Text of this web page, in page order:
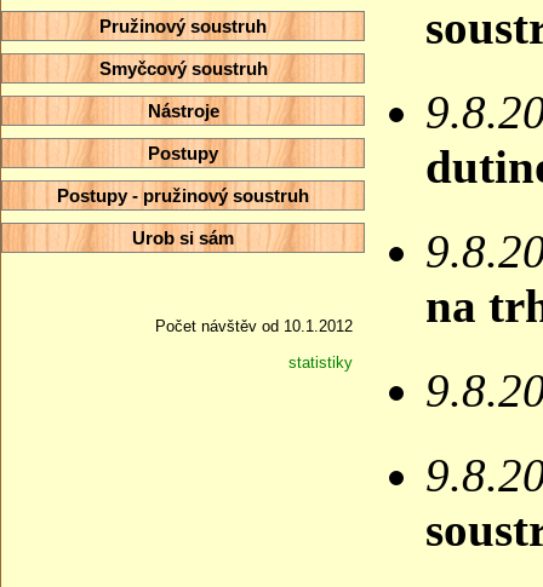
Pružinový soustruh
Smyčcový soustruh
Nástroje
Postupy
Postupy - pružinový soustruh
Urob si sám
Počet návštěv od 10.1.2012
statistiky
na